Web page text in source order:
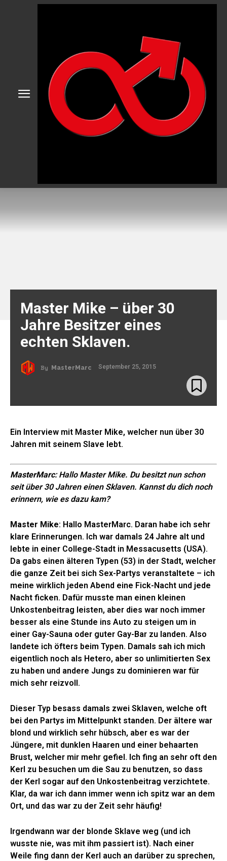
Master Mike – über 30
Jahre Besitzer eines
echten Sklaven.
By MasterMarc September 25, 2015
Ein Interview mit Master Mike, welcher nun über 30
Jahren mit seinem Slave lebt.
MasterMarc: Hallo Master Mike. Du besitzt nun schon
seit über 30 Jahren einen Sklaven. Kannst du dich noch
erinnern, wie es dazu kam?
Master Mike: Hallo MasterMarc. Daran habe ich sehr
klare Erinnerungen. Ich war damals 24 Jahre alt und
lebte in einer College-Stadt in Messacusetts (USA).
Da gabs einen älteren Typen (53) in der Stadt, welcher
die ganze Zeit bei sich Sex-Partys veranstaltete – ich
meine wirklich jeden Abend eine Fick-Nacht und jede
Nacht ficken. Dafür musste man einen kleinen
Unkostenbeitrag leisten, aber dies war noch immer
besser als eine Stunde ins Auto zu steigen um in
einer Gay-Sauna oder guter Gay-Bar zu landen. Also
landete ich öfters beim Typen. Damals sah ich mich
eigentlich noch als Hetero, aber so unlimitierten Sex
zu haben und andere Jungs zu dominieren war für
mich sehr reizvoll.
Dieser Typ besass damals zwei Sklaven, welche oft
bei den Partys im Mittelpunkt standen. Der ältere war
blond und wirklich sehr hübsch, aber es war der
Jüngere, mit dunklen Haaren und einer behaarten
Brust, welcher mir mehr gefiel. Ich fing an sehr oft den
Kerl zu besuchen um die Sau zu benutzen, so dass
der Kerl sogar auf den Unkostenbeitrag verzichtete.
Klar, da war ich dann immer wenn ich spitz war an dem
Ort, und das war zu der Zeit sehr häufig!
Irgendwann war der blonde Sklave weg (und ich
wusste nie, was mit ihm passiert ist). Nach einer
Weile fing dann der Kerl auch an darüber zu sprechen,